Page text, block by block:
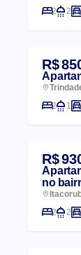
2
2
R$
2
1
R$
no
2
2